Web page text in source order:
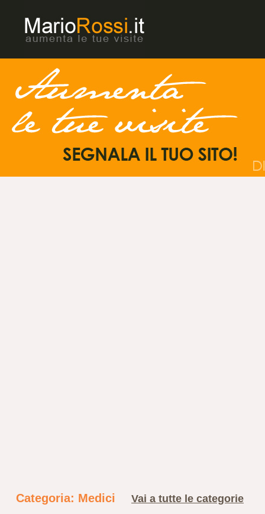
Categoria: Medici
Vai a tutte le categorie